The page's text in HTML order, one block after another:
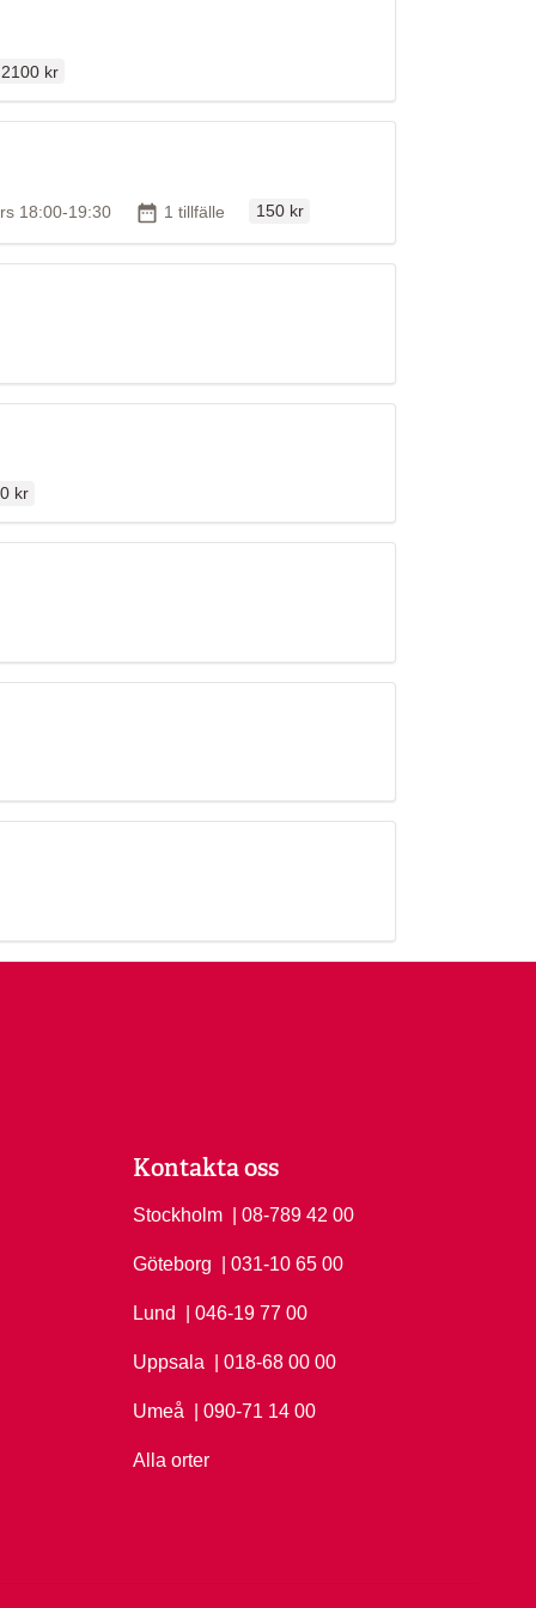
2100 kr
18:00-19:30 Antal tillfällen
1 tillfälle 150 kr
kr
Kontakta oss
Stockholm Ring Stockholm på
| 08-789 42 00
Göteborg Ring Göteborg på
| 031-10 65 00
Lund Ring Lund på
| 046-19 77 00
Uppsala Ring Uppsala på
| 018-68 00 00
Umeå Ring Umeå på
| 090-71 14 00
Alla orter